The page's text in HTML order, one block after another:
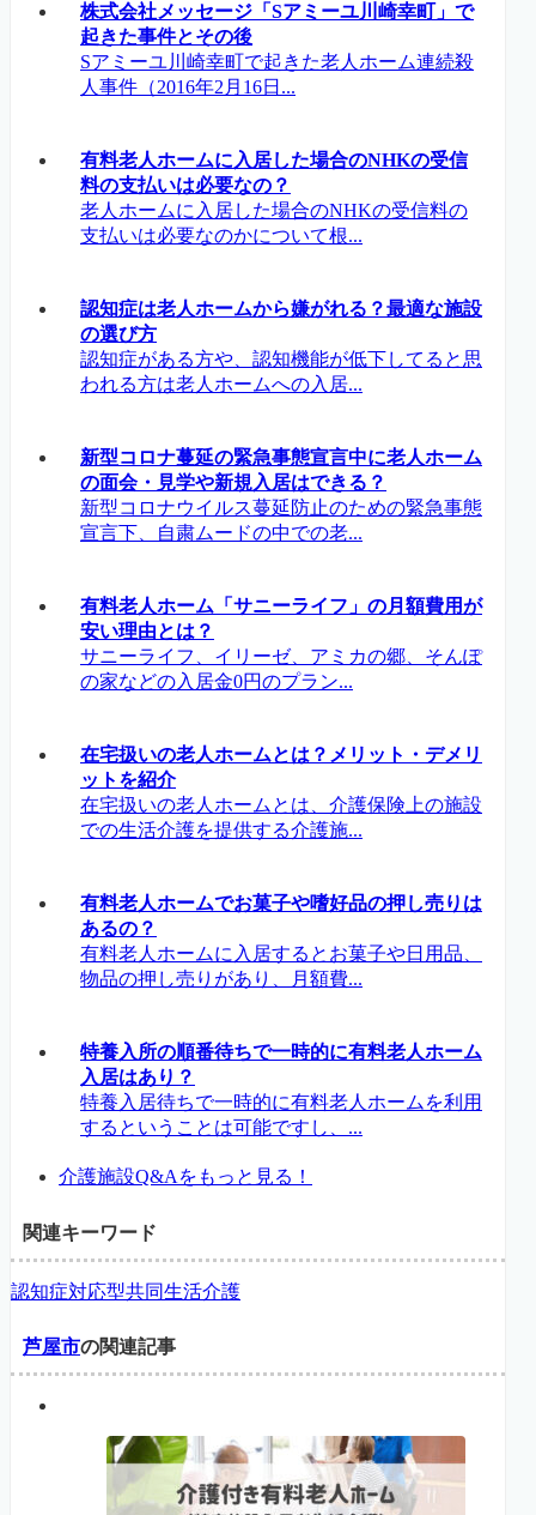
株式会社メッセージ「Sアミーユ川崎幸町」で
起きた事件とその後
Sアミーユ川崎幸町で起きた老人ホーム連続殺
人事件（2016年2月16日...
有料老人ホームに入居した場合のNHKの受信
料の支払いは必要なの？
老人ホームに入居した場合のNHKの受信料の
支払いは必要なのかについて根...
認知症は老人ホームから嫌がれる？最適な施設
の選び方
認知症がある方や、認知機能が低下してると思
われる方は老人ホームへの入居...
新型コロナ蔓延の緊急事態宣言中に老人ホーム
の面会・見学や新規入居はできる？
新型コロナウイルス蔓延防止のための緊急事態
宣言下、自粛ムードの中での老...
有料老人ホーム「サニーライフ」の月額費用が
安い理由とは？
サニーライフ、イリーゼ、アミカの郷、そんぽ
の家などの入居金0円のプラン...
在宅扱いの老人ホームとは？メリット・デメリ
ットを紹介
在宅扱いの老人ホームとは、介護保険上の施設
での生活介護を提供する介護施...
有料老人ホームでお菓子や嗜好品の押し売りは
あるの？
有料老人ホームに入居するとお菓子や日用品、
物品の押し売りがあり、月額費...
特養入所の順番待ちで一時的に有料老人ホーム
入居はあり？
特養入居待ちで一時的に有料老人ホームを利用
するということは可能ですし、...
介護施設Q&Aをもっと見る！
関連キーワード
認知症対応型共同生活介護
芦屋市の関連記事